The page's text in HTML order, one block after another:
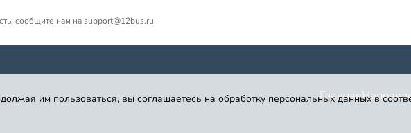
сообщите нам на support@12bus.ru
Главная
им пользоваться, вы соглашаетесь на обработку персональных данных в